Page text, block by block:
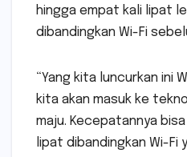
hingga empat kali lipat
dibandingkan Wi-Fi
“Yang kita luncurkan ini
kita akan masuk ke
maju. Kecepatannya
lipat dibandingkan Wi-Fi